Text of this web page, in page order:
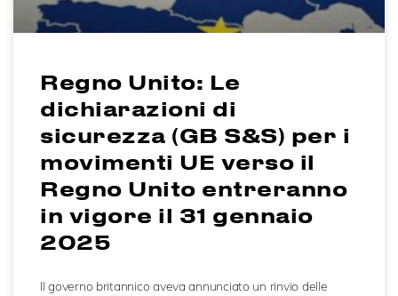
Regno Unito: Le
dichiarazioni di
sicurezza (GB S&S) per i
movimenti UE verso il
Regno Unito entreranno
in vigore il 31 gennaio
2025
Il governo britannico aveva annunciato un rinvio delle